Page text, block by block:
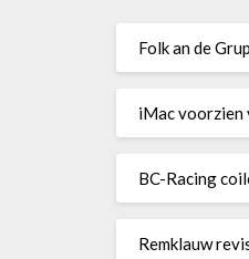
Folk an de
iMac voorzien
BC-Racing
Remklauw